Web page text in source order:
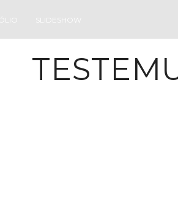
SLIDESHOW